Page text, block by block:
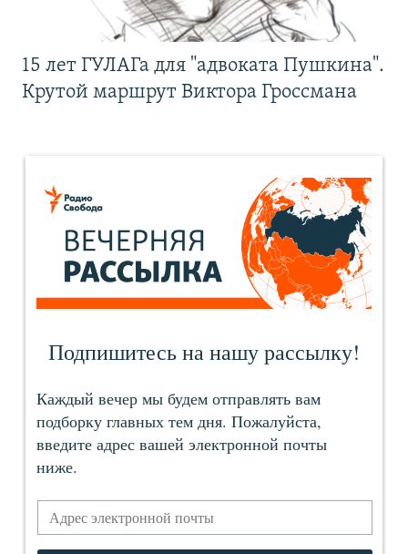
15 лет ГУЛАГа для "адвоката Пушкина".
Крутой маршрут Виктора Гроссмана